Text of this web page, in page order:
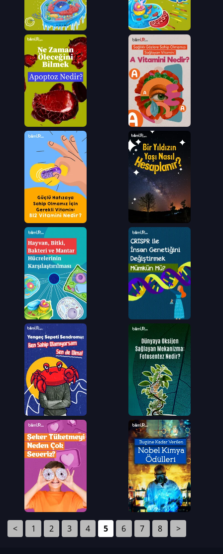
< 1 2 3 4 5 6 7 8 >